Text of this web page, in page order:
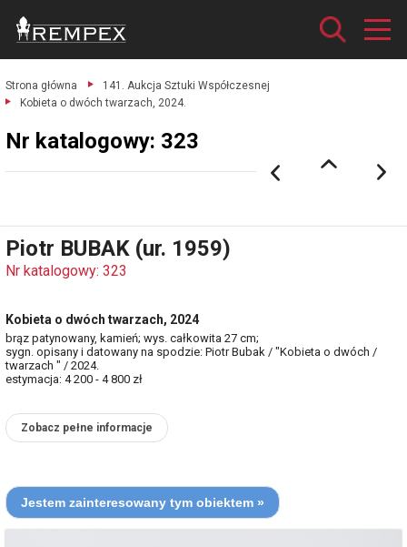
Strona główna
141. Aukcja Sztuki Współczesnej
Kobieta o dwóch twarzach, 2024.
Nr katalogowy: 323
Piotr BUBAK (ur. 1959)
Nr katalogowy: 323
Kobieta o dwóch twarzach, 2024
brąz patynowany, kamień; wys. całkowita 27 cm;
sygn. opisany i datowany na spodzie: Piotr Bubak / "Kobieta o dwóch /
twarzach " / 2024.
estymacja: 4 200 - 4 800 zł
Zobacz pełne informacje